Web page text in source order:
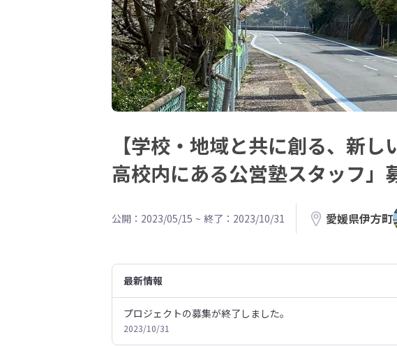
【学校・地域と共に創る、新
高校内にある公営塾スタッフ」
公開：2023/05/15 ~ 終了：2023/10/31 愛媛県伊方町
最新情報
プロジェクトの募集が終了しました。
2023/10/31